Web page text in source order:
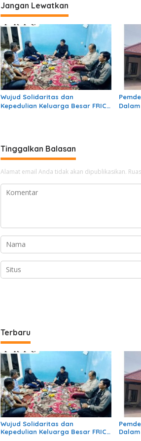
Jangan Lewatkan
Wujud Solidaritas dan
Kepedulian Keluarga Besar FRIC,
Tinggalkan Balasan
Alamat email Anda tidak akan dipublikasikan.
Terbaru
Wujud Solidaritas dan
Kepedulian Keluarga Besar FRIC,